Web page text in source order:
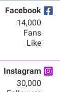
Facebook
14,000
Fans
Like
Instagram
30,000